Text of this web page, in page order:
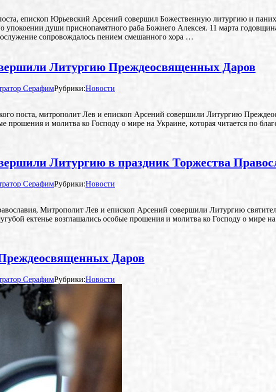
епископ Юрьевский Арсений совершил Божественную литургию и
души приснопамятного раба Божиего Алексея. 11 марта
сопровождалось пением смешанного хора …
Литургию Преждеосвященных Даров
СерафимРубрики:Новости
поста, митрополит Лев и епископ Арсений совершили Литургию
прошения и молитва ко Господу о мире на Украине, которая читается по
Литургию в праздник Торжества
СерафимРубрики:Новости
Митрополит Лев и епископ Арсений совершили Литургию
ектенье возглашались особые прошения и молитва ко Господу о мире
Даров
СерафимРубрики:Новости